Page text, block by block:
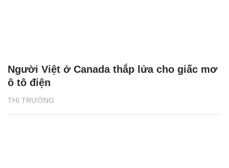
THỊ TRƯỜNG
Người Việt ở Canada thắp lửa cho giấc mơ
ô tô điện